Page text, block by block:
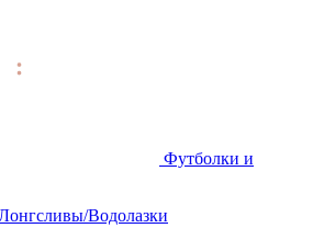
Футболки и
Водолазки